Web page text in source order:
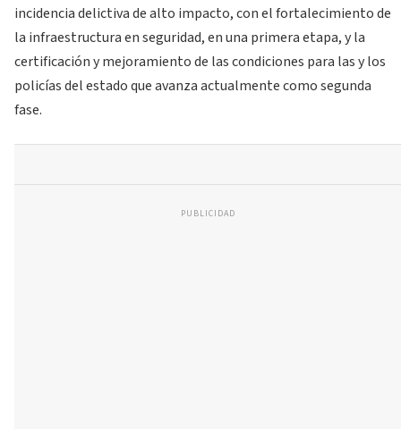
incidencia delictiva de alto impacto, con el fortalecimiento de
la infraestructura en seguridad, en una primera etapa, y la
certificación y mejoramiento de las condiciones para las y los
policías del estado que avanza actualmente como segunda
fase.
PUBLICIDAD